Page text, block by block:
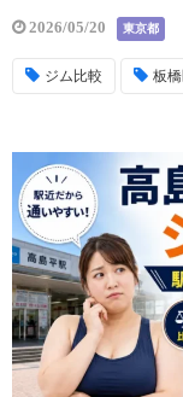
2026/05/20 東京都
ジム比較 板